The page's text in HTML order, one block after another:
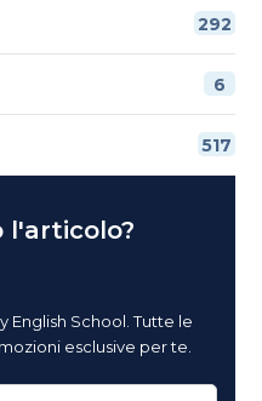
292
6
517
l'articolo?
English School. Tutte le
esclusive per te.